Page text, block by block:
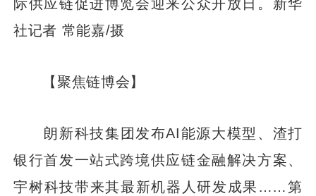
社记者 常能嘉/摄
【聚焦链博会】
朗新科技集团发布AI能源大模型、渣打
银行首发一站式跨境供应链金融解决方案、
宇树科技带来其最新机器人研发成果……第